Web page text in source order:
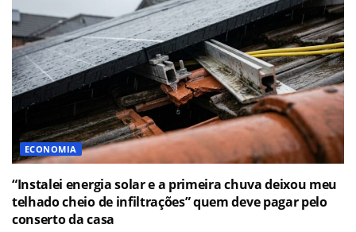
ECONOMIA
“Instalei energia solar e a primeira chuva deixou meu
telhado cheio de infiltrações” quem deve pagar pelo
conserto da casa